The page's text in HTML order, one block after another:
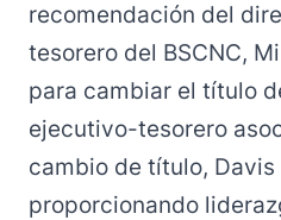
recomendación del
tesorero del BSCNC,
para cambiar el título
ejecutivo-tesorero
cambio de título,
proporcionando